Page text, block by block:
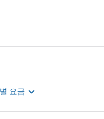
요금